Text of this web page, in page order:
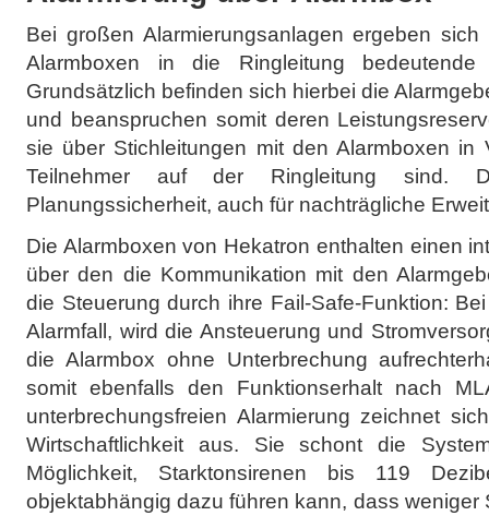
Bei großen Alarmierungsanlagen ergeben
Alarmboxen in die Ringleitung bedeutende
Grundsätzlich befinden sich hierbei die
und beanspruchen somit deren
sie über Stichleitungen mit den Alarmboxen in
Teilnehmer auf der Ringleitung sind.
Planungssicherheit, auch für nachträgliche
Die Alarmboxen von Hekatron enthalten einen
über den die Kommunikation mit den
die Steuerung durch ihre Fail-Safe-Funktion:
Alarmfall, wird die Ansteuerung und
die Alarmbox ohne Unterbrechung
somit ebenfalls den Funktionserhalt nach
unterbrechungsfreien Alarmierung zeichnet
Wirtschaftlichkeit aus. Sie schont die
Möglichkeit, Starktonsirenen bis 119
objektabhängig dazu führen kann, dass weniger